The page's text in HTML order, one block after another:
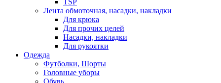
TSP
Лента обмоточная, насадки, накладки
Для крюка
Для прочих целей
Насадки, накладки
Для рукоятки
Одежда
Футболки, Шорты
Головные уборы
Обувь